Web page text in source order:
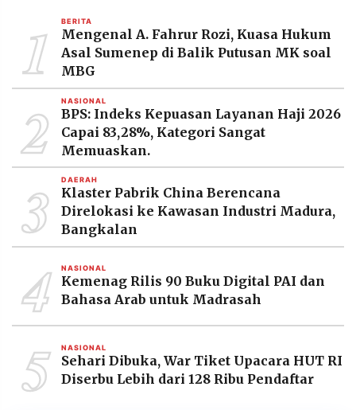
1 BERITA
Mengenal A. Fahrur Rozi, Kuasa Hukum
Asal Sumenep di Balik Putusan MK soal
MBG
2 NASIONAL
BPS: Indeks Kepuasan Layanan Haji 2026
Capai 83,28%, Kategori Sangat
Memuaskan.
3 DAERAH
Klaster Pabrik China Berencana
Direlokasi ke Kawasan Industri Madura,
Bangkalan
4 NASIONAL
Kemenag Rilis 90 Buku Digital PAI dan
Bahasa Arab untuk Madrasah
5 NASIONAL
Sehari Dibuka, War Tiket Upacara HUT RI
Diserbu Lebih dari 128 Ribu Pendaftar